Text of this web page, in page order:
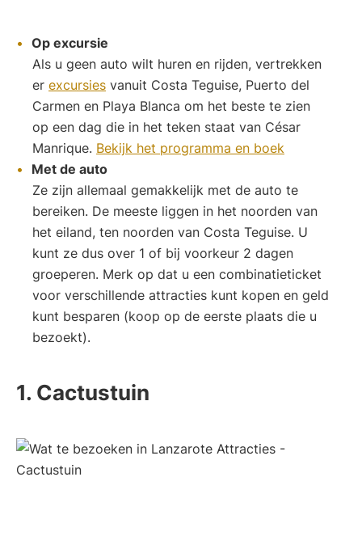
Op excursie
Als u geen auto wilt huren en rijden, vertrekken
er excursies vanuit Costa Teguise, Puerto del
Carmen en Playa Blanca om het beste te zien
op een dag die in het teken staat van César
Manrique. Bekijk het programma en boek
Met de auto
Ze zijn allemaal gemakkelijk met de auto te
bereiken. De meeste liggen in het noorden van
het eiland, ten noorden van Costa Teguise. U
kunt ze dus over 1 of bij voorkeur 2 dagen
groeperen. Merk op dat u een combinatieticket
voor verschillende attracties kunt kopen en geld
kunt besparen (koop op de eerste plaats die u
bezoekt).
1. Cactustuin